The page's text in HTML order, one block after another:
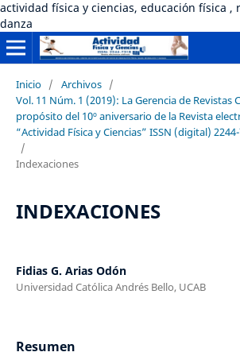
actividad física y ciencias, educación física ,
danza
Inicio / Archivos /
Vol. 11 Núm. 1 (2019): La Gerencia de Revistas
propósito del 10º aniversario de la Revista
“Actividad Física y Ciencias” ISSN (digital)
/
Indexaciones
INDEXACIONES
Fidias G. Arias Odón
Universidad Católica Andrés Bello, UCAB
Resumen